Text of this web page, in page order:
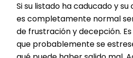
Si su listado ha caducado y su
es completamente normal
de frustración y decepción.
que probablemente se